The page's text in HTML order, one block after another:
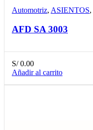
Automotriz, ASIENTOS,
AFD SA 3003
S/0.00
Añadir al carrito